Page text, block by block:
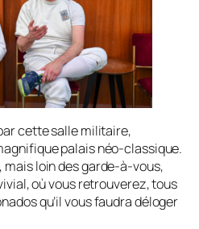
cette salle militaire,
palais néo-classique.
loin des garde-à-vous,
où vous retrouverez, tous
qu’il vous faudra déloger